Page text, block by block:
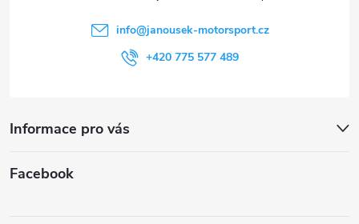
info@janousek-motorsport.cz
+420 775 577 489
Informace pro vás
Facebook